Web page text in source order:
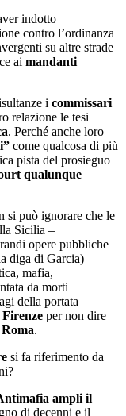
indotto
contro l’ordinanza
su altre strade
ai mandanti
i commissari
relazione le tesi
. Perché anche loro
come qualcosa di più
pista del prosieguo
qualunque
si può ignorare che le
Sicilia –
opere pubbliche
diga di Garcia) –
mafia,
da morti
della portata
per non dire
.
si fa riferimento da
ampli il
di decenni e il